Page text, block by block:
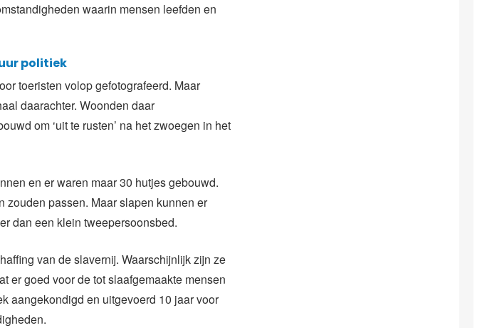
waarin mensen leefden en
politiek
toeristen volop gefotografeerd. Maar
daarachter. Woonden daar
om ‘uit te rusten’ na het zwoegen in het
en er waren maar 30 hutjes gebouwd.
zouden passen. Maar slapen kunnen er
dan een klein tweepersoonsbed.
van de slavernij. Waarschijnlijk zijn ze
er goed voor de tot slaafgemaakte mensen
aangekondigd en uitgevoerd 10 jaar voor